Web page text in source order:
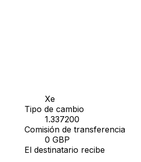
Xe
Tipo de cambio
1.337200
Comisión de transferencia
0 GBP
El destinatario recibe